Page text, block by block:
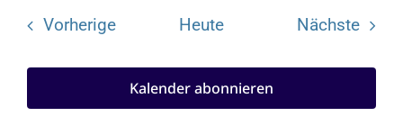
VorherigeVeranstaltungen
Heute Nächste
Kalender abonnieren